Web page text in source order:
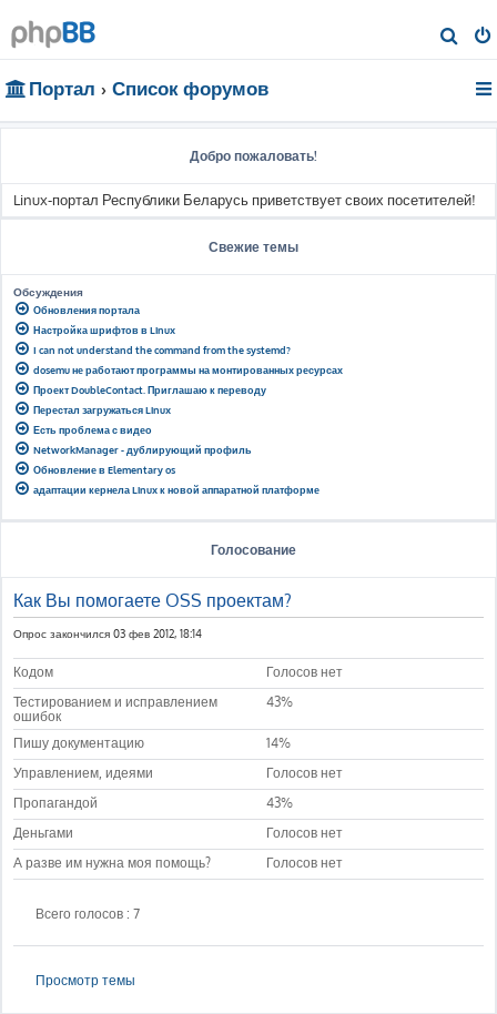
о
Портал Список форумов
Добро пожаловать!
Linux-портал Республики Беларусь приветствует своих посетителей!
Свежие темы
Обсуждения
Обновления портала
Настройка шрифтов в Linux
I can not understand the command from the systemd?
dosemu не работают программы на монтированных ресурсах
Проект DoubleContact. Приглашаю к переводу
Перестал загружаться Linux
Есть проблема с видео
NetworkManager - дублирующий профиль
Обновление в Elementary os
адаптации кернела Linux к новой аппаратной платформе
Голосование
Как Вы помогаете OSS проектам?
Опрос закончился 03 фев 2012, 18:14
Кодом
Голосов нет
Тестированием и исправлением
ошибок
43%
Пишу документацию
14%
Управлением, идеями
Голосов нет
Пропагандой
43%
Деньгами
Голосов нет
А разве им нужна моя помощь?
Голосов нет
Всего голосов : 7
Просмотр темы